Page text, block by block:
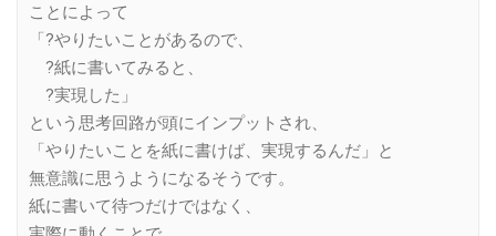
ことによって
「?やりたいことがあるので、
?紙に書いてみると、
?実現した」
という思考回路が頭にインプットされ、
「やりたいことを紙に書けば、実現するんだ」と
無意識に思うようになるそうです。
紙に書いて待つだけではなく、